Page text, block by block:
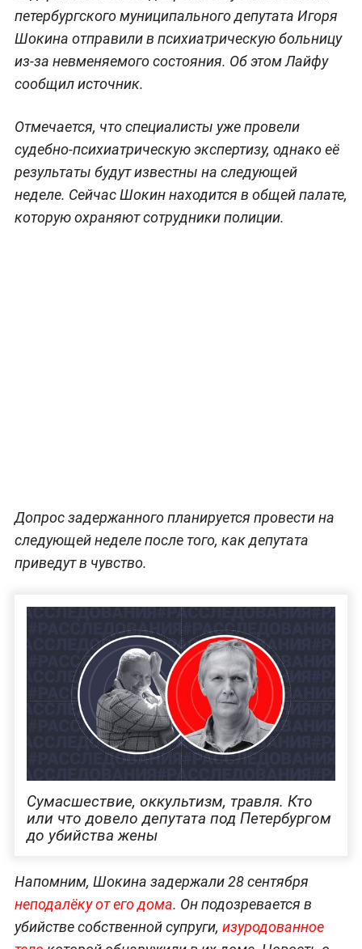
петербургского муниципального депутата Игоря
Шокина отправили в психиатрическую больницу
из-за невменяемого состояния. Об этом Лайфу
сообщил источник.
Отмечается, что специалисты уже провели
судебно-психиатрическую экспертизу, однако её
результаты будут известны на следующей
неделе. Сейчас Шокин находится в общей палате,
которую охраняют сотрудники полиции.
Допрос задержанного планируется провести на
следующей неделе после того, как депутата
приведут в чувство.
Сумасшествие, оккультизм, травля. Кто
или что довело депутата под Петербургом
до убийства жены
Напомним, Шокина задержали 28 сентября
неподалёку от его дома. Он подозревается в
убийстве собственной супруги, изуродованное